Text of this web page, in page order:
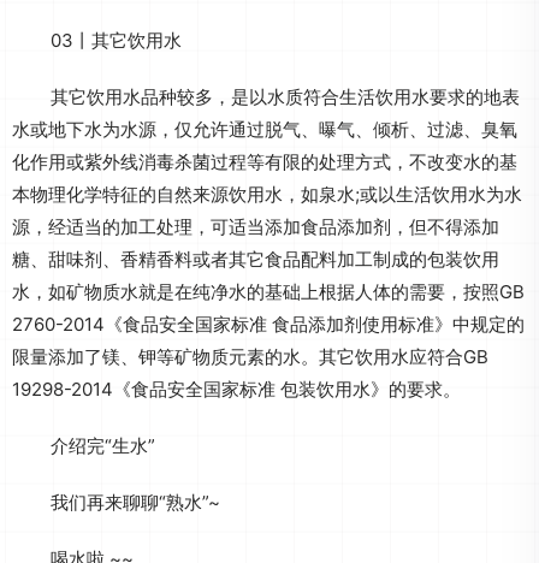
03丨其它饮用水
其它饮用水品种较多，是以水质符合生活饮用水要求的地表
水或地下水为水源，仅允许通过脱气、曝气、倾析、过滤、臭氧
化作用或紫外线消毒杀菌过程等有限的处理方式，不改变水的基
本物理化学特征的自然来源饮用水，如泉水;或以生活饮用水为水
源，经适当的加工处理，可适当添加食品添加剂，但不得添加
糖、甜味剂、香精香料或者其它食品配料加工制成的包装饮用
水，如矿物质水就是在纯净水的基础上根据人体的需要，按照GB
2760-2014《食品安全国家标准 食品添加剂使用标准》中规定的
限量添加了镁、钾等矿物质元素的水。其它饮用水应符合GB
19298-2014《食品安全国家标准 包装饮用水》的要求。
介绍完“生水”
我们再来聊聊“熟水”~